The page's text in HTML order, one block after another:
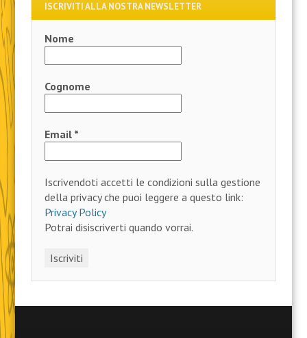
ISCRIVITI ALLA NOSTRA NEWSLETTER
Nome
Cognome
Email *
Iscrivendoti accetti le condizioni sulla gestione
della privacy che puoi leggere a questo link:
Privacy Policy
Potrai disiscriverti quando vorrai.